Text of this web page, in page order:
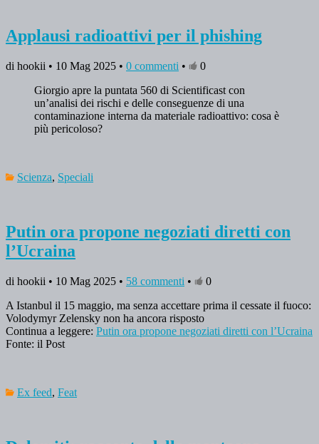
Applausi radioattivi per il phishing
di hookii • 10 Mag 2025 • 0 commenti •
0
Giorgio apre la puntata 560 di Scientificast con
un’analisi dei rischi e delle conseguenze di una
contaminazione interna da materiale radioattivo: cosa è
più pericoloso?
Scienza, Speciali
Putin ora propone negoziati diretti con
l’Ucraina
di hookii • 10 Mag 2025 • 58 commenti •
0
A Istanbul il 15 maggio, ma senza accettare prima il cessate il fuoco:
Volodymyr Zelensky non ha ancora risposto
Continua a leggere: Putin ora propone negoziati diretti con l’Ucraina
Fonte: il Post
Ex feed, Feat